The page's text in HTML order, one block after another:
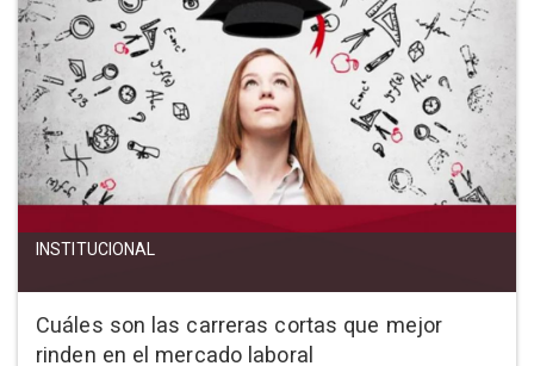
INSTITUCIONAL
Cuáles son las carreras cortas que mejor
rinden en el mercado laboral